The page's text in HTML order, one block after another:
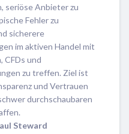
seriöse Anbieter zu
Fehler zu
sicherere
im aktiven Handel mit
CFDs und
zu treffen. Ziel ist
und Vertrauen
durchschaubaren
Steward